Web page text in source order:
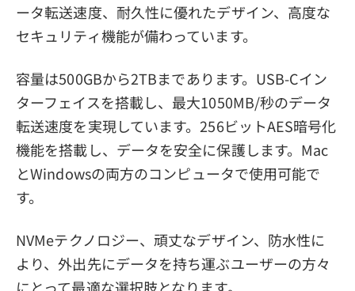
ータ転送速度、耐久性に優れたデザイン、高度な
セキュリティ機能が備わっています。
容量は500GBから2TBまであります。USB-Cイン
ターフェイスを搭載し、最大1050MB/秒のデータ
転送速度を実現しています。256ビットAES暗号化
機能を搭載し、データを安全に保護します。Mac
とWindowsの両方のコンピュータで使用可能で
す。
NVMeテクノロジー、頑丈なデザイン、防水性に
より、外出先にデータを持ち運ぶユーザーの方々